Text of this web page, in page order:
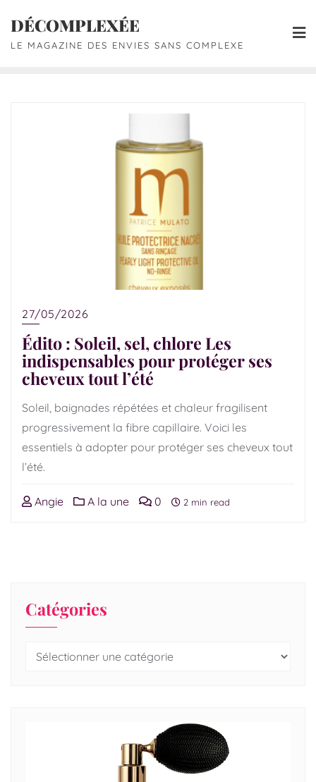
DÉCOMPLEXÉE
LE MAGAZINE DES ENVIES SANS COMPLEXE
27/05/2026
Édito : Soleil, sel, chlore Les
indispensables pour protéger ses
cheveux tout l’été
Soleil, baignades répétées et chaleur fragilisent
progressivement la fibre capillaire. Voici les
essentiels à adopter pour protéger ses cheveux tout
l’été.
Angie A la une 0 2 min read
Catégories